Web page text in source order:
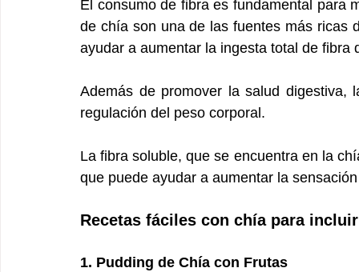
El consumo de fibra es fundamental para
de chía son una de las fuentes más ricas
ayudar a aumentar la ingesta total de fibra
Además de promover la salud digestiva,
regulación del peso corporal.
La fibra soluble, que se encuentra en la
que puede ayudar a aumentar la
Recetas fáciles con chía para
1. Pudding de Chía con Frutas